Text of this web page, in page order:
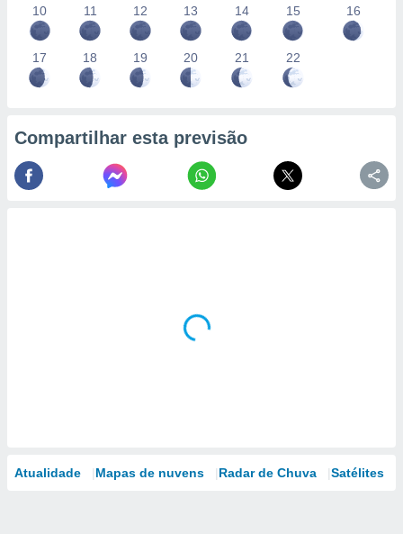
10 11 12 13 14 15 16
17 18 19 20 21 22
Compartilhar esta previsão
Atualidade Mapas de nuvens Radar de Chuva Satélites